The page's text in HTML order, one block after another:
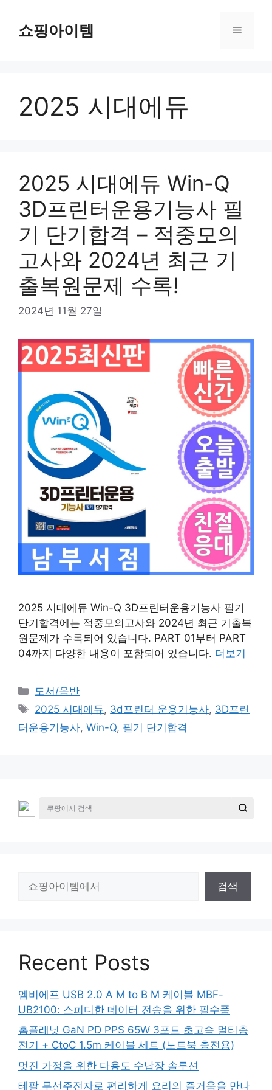
쇼핑아이템 메
2025 시대에듀
2025 시대에듀 Win-Q
3D프린터운용기능사 필
기 단기합격 – 적중모의
고사와 2024년 최근 기
출복원문제 수록!
2024년 11월 27일
2025 시대에듀 Win-Q 3D프린터운용기능사 필기
단기합격에는 적중모의고사와 2024년 최근 기출복
원문제가 수록되어 있습니다. PART 01부터 PART
04까지 다양한 내용이 포함되어 있습니다. 더보기
카
테
리
도서/음반
태
그
2025 시대에듀, 3d프린터 운용기능사, 3D프린
터운용기능사, Win-Q, 필기 단기합격
검색
Recent Posts
엠비에프 USB 2.0 A M to B M 케이블 MBF-
UB2100: 스피디한 데이터 전송을 위한 필수품
홈플래닛 GaN PD PPS 65W 3포트 초고속 멀티충
전기 + CtoC 1.5m 케이블 세트 (노트북 충전용)
멋진 가정을 위한 다용도 수납장 솔루션
테팔 무선주전자로 편리하게 요리의 즐거움을 만나